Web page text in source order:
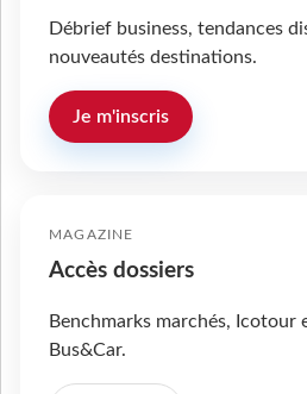
Débrief business, tendances
nouveautés destinations.
Je m'inscris
MAGAZINE
Accès dossiers
Benchmarks marchés, Icotour
Bus&Car.